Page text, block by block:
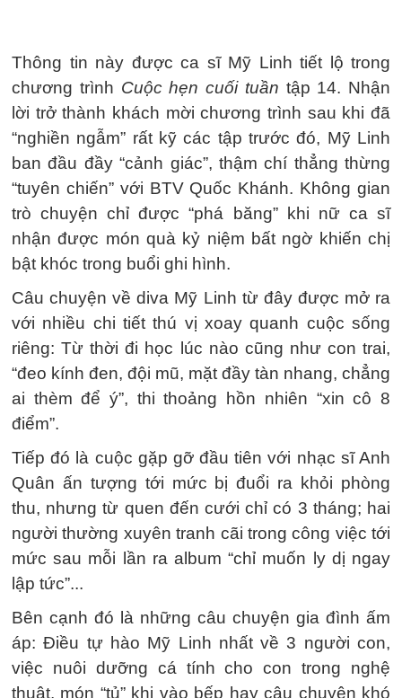
Thông tin này được ca sĩ Mỹ Linh tiết lộ trong
chương trình Cuộc hẹn cuối tuần tập 14. Nhận
lời trở thành khách mời chương trình sau khi đã
“nghiền ngẫm” rất kỹ các tập trước đó, Mỹ Linh
ban đầu đầy “cảnh giác”, thậm chí thẳng thừng
“tuyên chiến” với BTV Quốc Khánh. Không gian
trò chuyện chỉ được “phá băng” khi nữ ca sĩ
nhận được món quà kỷ niệm bất ngờ khiến chị
bật khóc trong buổi ghi hình.
Câu chuyện về diva Mỹ Linh từ đây được mở ra
với nhiều chi tiết thú vị xoay quanh cuộc sống
riêng: Từ thời đi học lúc nào cũng như con trai,
“đeo kính đen, đội mũ, mặt đầy tàn nhang, chẳng
ai thèm để ý”, thi thoảng hồn nhiên “xin cô 8
điểm”.
Tiếp đó là cuộc gặp gỡ đầu tiên với nhạc sĩ Anh
Quân ấn tượng tới mức bị đuổi ra khỏi phòng
thu, nhưng từ quen đến cưới chỉ có 3 tháng; hai
người thường xuyên tranh cãi trong công việc tới
mức sau mỗi lần ra album “chỉ muốn ly dị ngay
lập tức”...
Bên cạnh đó là những câu chuyện gia đình ấm
áp: Điều tự hào Mỹ Linh nhất về 3 người con,
việc nuôi dưỡng cá tính cho con trong nghệ
thuật, món “tủ” khi vào bếp hay câu chuyện khó